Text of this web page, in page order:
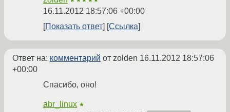
16.11.2012 18:57:06 +00:00
Показать ответ
Ссылка
Ответ на: комментарий от zolden 16.11.2012 18:57:06
+00:00
Спасибо, оно!
abr_linux ★